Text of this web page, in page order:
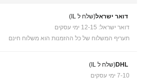
דואר ישראל(שלח ל IL)
דואר ישראל: 12-15 ימי עסקים
תעריף המשלוח של כל ההזמנות הוא משלוח חינם
DHL(שלח ל IL)
7-10 ימי עסקים